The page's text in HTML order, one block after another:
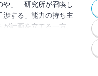
や」 研究所が召喚し
渉する」能力の持ち主
計画を立てる一方、
の前に現れる。自分